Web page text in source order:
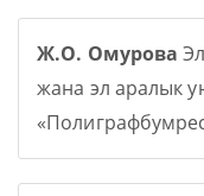
Ж.О. Омурова
жана эл аралык